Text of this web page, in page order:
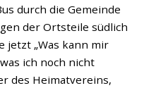
durch die Gemeinde
der Ortsteile südlich
jetzt „Was kann mir
ich noch nicht
des Heimatvereins,